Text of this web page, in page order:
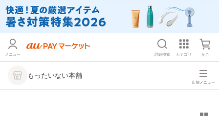
メニュー 詳細検索 カテゴリ かご
もったいない本舗
店舗メニュー